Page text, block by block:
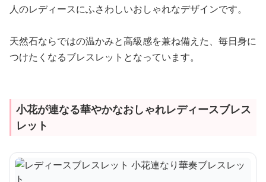
人のレディースにふさわしいおしゃれなデザインです。
天然石ならではの温かみと高級感を兼ね備えた、毎日身に
つけたくなるブレスレットとなっています。
小花が連なる華やかなおしゃれレディースブレス
レット